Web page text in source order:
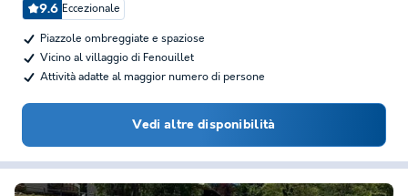
9.6 Eccezionale
Piazzole ombreggiate e spaziose
Vicino al villaggio di Fenouillet
Attività adatte al maggior numero di persone
Vedi altre disponibilità